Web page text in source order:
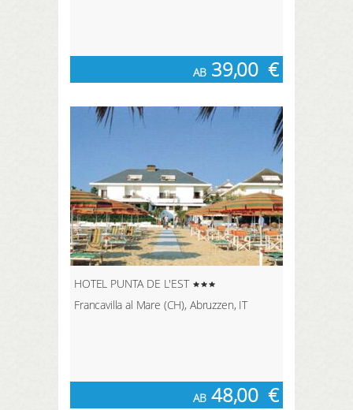
AB 39,00 €
HOTEL PUNTA DE L'EST
Francavilla al Mare (CH), Abruzzen, IT
AB 48,00 €